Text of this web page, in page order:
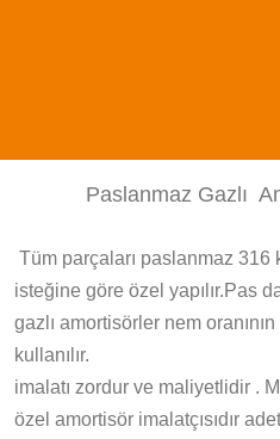
Paslanmaz Gazlı
Tüm parçaları paslanmaz
isteğine göre özel yapılır.Pas
gazlı amortisörler nem
kullanılır.
imalatı zordur ve maliyetlidir .
özel amortisör imalatçısıdır